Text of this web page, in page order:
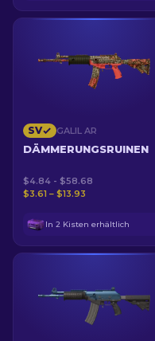
SV GALIL AR
DÄMMERUNGSRUINEN
$4.84 - $58.68
$3.61 – $13.93
In 2 Kisten erhältlich